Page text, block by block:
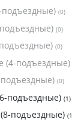
(0)
(0)
(0)
(4-подъездные)
(0)
подъездные) (1)
подъездные) (1